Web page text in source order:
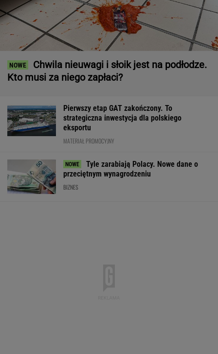
Chwila nieuwagi i słoik jest na podłodze.
Kto musi za niego zapłaci?
Pierwszy etap GAT zakończony. To
strategiczna inwestycja dla polskiego
eksportu
MATERIAŁ PROMOCYJNY
Tyle zarabiają Polacy. Nowe dane o
przeciętnym wynagrodzeniu
BIZNES